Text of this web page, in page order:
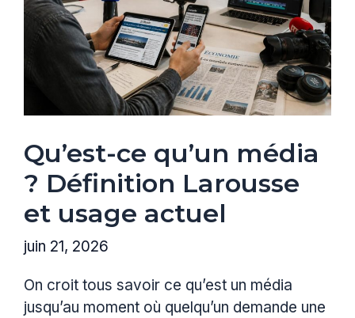
Qu’est-ce qu’un média
? Définition Larousse
et usage actuel
juin 21, 2026
On croit tous savoir ce qu’est un média
jusqu’au moment où quelqu’un demande une